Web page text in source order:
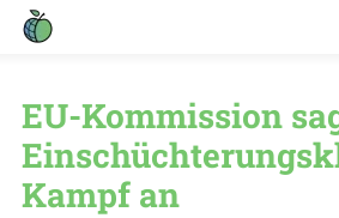
EU-Kommission
Kampf an